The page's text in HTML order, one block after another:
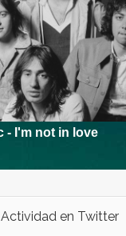
Actividad en Twitter